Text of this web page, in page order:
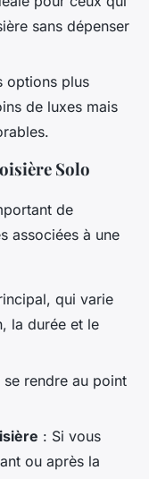
sans dépenser
options plus
de luxes mais
Solo
de
associées à une
qui varie
la durée et le
rendre au point
: Si vous
ou après la